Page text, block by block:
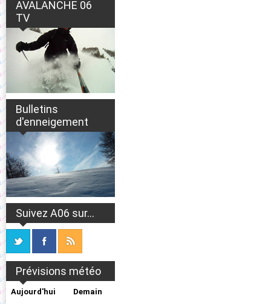
AVALANCHE 06
TV
Bulletins
d'enneigement
Suivez A06 sur...
Prévisions météo
Aujourd'hui Demain